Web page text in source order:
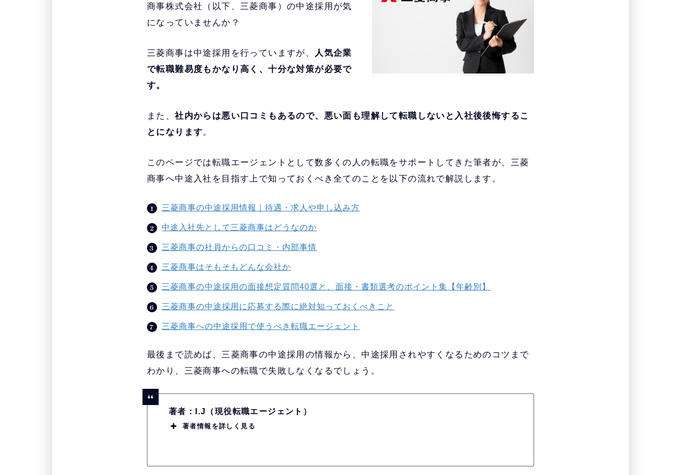
商事株式会社（以下、三菱商事）の中途採用が気
になっていませんか？
三菱商事は中途採用を行っていますが、 人気企業
で転職難易度もかなり高く、十分な対策が必要で
す。
また、社内からは悪い口コミもあるので、悪い面も理解して転職しないと入社後後悔するこ
とになります。
このページでは転職エージェントとして数多くの人の転職をサポートしてきた筆者が、三菱
商事へ中途入社を目指す上で知っておくべき全てのことを以下の流れで解説します。
三菱商事の中途採用情報｜待遇・求人や申し込み方
中途入社先として三菱商事はどうなのか
三菱商事の社員からの口コミ・内部事情
三菱商事はそもそもどんな会社か
三菱商事の中途採用の面接想定質問40選と、面接・書類選考のポイント集【年齢別】
三菱商事の中途採用に応募する際に絶対知っておくべきこと
三菱商事への中途採用で使うべき転職エージェント
最後まで読めば、三菱商事の中途採用の情報から、中途採用されやすくなるためのコツまで
わかり、三菱商事への転職で失敗しなくなるでしょう。
著者：I.J（現役転職エージェント）
著者情報を詳しく見る